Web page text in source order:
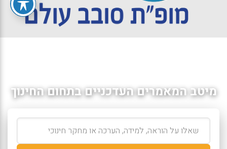
מיטב המאמרים העדכניים בתחום החינוך